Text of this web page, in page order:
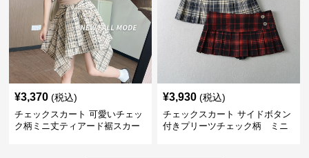
¥3,370 (税込)
チェックスカート 可愛いチェッ
ク柄ミニ丈ティアード裾スカー
¥3,930 (税込)
チェックスカート サイドボタン
付きプリーツチェック柄 ミニ